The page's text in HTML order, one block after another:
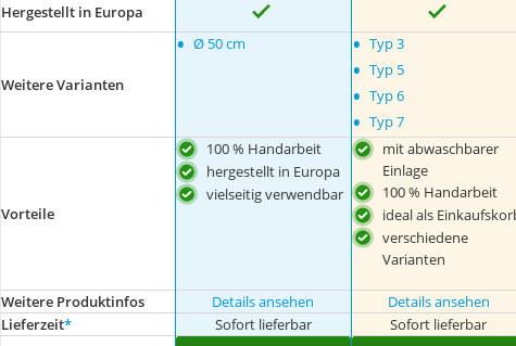
Hergestellt in Europa
Weitere Varianten
• Ø 50 cm • Typ 3
• Typ 5
• Typ 6
• Typ 7
Vorteile
100 % Handarbeit
hergestellt in Europa
vielseitig verwendbar
mit abwaschbarer
Einlage
100 % Handarbeit
ideal als
verschiedene
Varianten
Weitere Produktinfos Details ansehen Details ansehen
Lieferzeit* Sofort lieferbar Sofort lieferbar